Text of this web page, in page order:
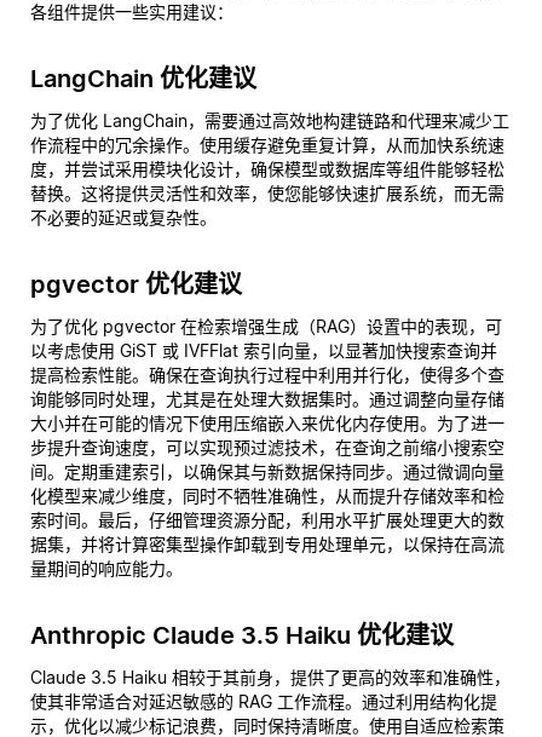
各组件提供一些实用建议：
LangChain 优化建议
为了优化 LangChain，需要通过高效地构建链路和代理来减少工
作流程中的冗余操作。使用缓存避免重复计算，从而加快系统速
度，并尝试采用模块化设计，确保模型或数据库等组件能够轻松
替换。这将提供灵活性和效率，使您能够快速扩展系统，而无需
不必要的延迟或复杂性。
pgvector 优化建议
为了优化 pgvector 在检索增强生成（RAG）设置中的表现，可
以考虑使用 GiST 或 IVFFlat 索引向量，以显著加快搜索查询并
提高检索性能。确保在查询执行过程中利用并行化，使得多个查
询能够同时处理，尤其是在处理大数据集时。通过调整向量存储
大小并在可能的情况下使用压缩嵌入来优化内存使用。为了进一
步提升查询速度，可以实现预过滤技术，在查询之前缩小搜索空
间。定期重建索引，以确保其与新数据保持同步。通过微调向量
化模型来减少维度，同时不牺牲准确性，从而提升存储效率和检
索时间。最后，仔细管理资源分配，利用水平扩展处理更大的数
据集，并将计算密集型操作卸载到专用处理单元，以保持在高流
量期间的响应能力。
Anthropic Claude 3.5 Haiku 优化建议
Claude 3.5 Haiku 相较于其前身，提供了更高的效率和准确性，
使其非常适合对延迟敏感的 RAG 工作流程。通过利用结构化提
示，优化以减少标记浪费，同时保持清晰度。使用自适应检索策